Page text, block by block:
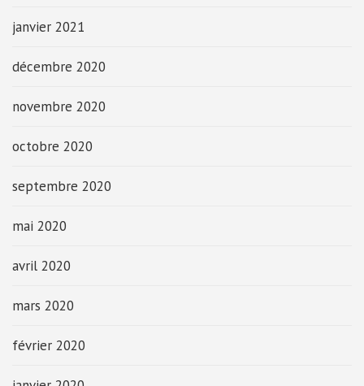
janvier 2021
décembre 2020
novembre 2020
octobre 2020
septembre 2020
mai 2020
avril 2020
mars 2020
février 2020